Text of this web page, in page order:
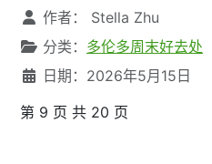
文章信息
作者： Stella Zhu
分类： 多伦多周末好去处
日期：2026年5月15日
第 9 页 共 20 页